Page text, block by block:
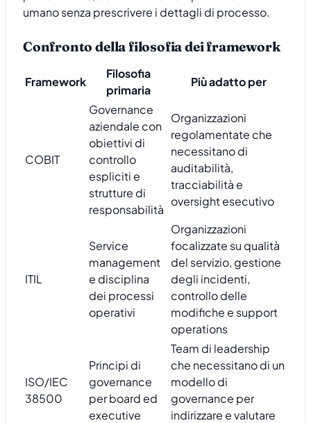
umano senza prescrivere i dettagli di processo.
Confronto della filosofia dei framework
Framework
Filosofia
primaria
Più adatto per
COBIT
Governance
aziendale con
obiettivi di
controllo
espliciti e
strutture di
responsabilità
Organizzazioni
regolamentate che
necessitano di
auditabilità,
tracciabilità e
oversight esecutivo
ITIL
Service
management
e disciplina
dei processi
operativi
Organizzazioni
focalizzate su qualità
del servizio, gestione
degli incidenti,
controllo delle
modifiche e support
operations
ISO/IEC
38500
Principi di
governance
per board ed
executive
Team di leadership
che necessitano di un
modello di
governance per
indirizzare e valutare